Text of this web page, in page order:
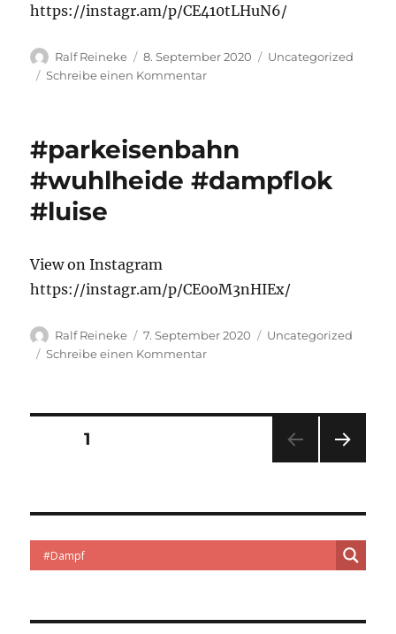
https://instagr.am/p/CE410tLHuN6/
Autor
Ralf Reineke
Veröffentlicht
am
8. September 2020 Kategorien
Uncategorized
Schreibe einen Kommentarzu
#wuhlheide
zwischen
den
#parkeisenbahn
#wuhlheide #dampflok
#luise
View on Instagram
https://instagr.am/p/CE0oM3nHIEx/
Autor
Ralf Reineke
Veröffentlicht
am
7. September 2020 Kategorien
Uncategorized
Schreibe einen Kommentarzu
Seitennummerierung
Beiträge
SEITE1
E